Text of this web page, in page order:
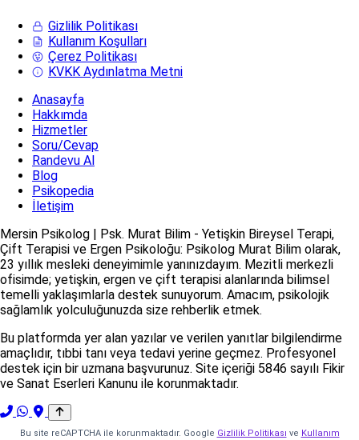
Gizlilik Politikası
Kullanım Koşulları
Çerez Politikası
KVKK Aydınlatma Metni
Anasayfa
Hakkımda
Hizmetler
Soru/Cevap
Randevu Al
Blog
Psikopedia
İletişim
Mersin Psikolog | Psk. Murat Bilim - Yetişkin Bireysel Terapi,
Çift Terapisi ve Ergen Psikoloğu: Psikolog Murat Bilim olarak,
23 yıllık mesleki deneyimimle yanınızdayım. Mezitli merkezli
ofisimde; yetişkin, ergen ve çift terapisi alanlarında bilimsel
temelli yaklaşımlarla destek sunuyorum. Amacım, psikolojik
sağlamlık yolculuğunuzda size rehberlik etmek.
Bu platformda yer alan yazılar ve verilen yanıtlar bilgilendirme
amaçlıdır, tıbbi tanı veya tedavi yerine geçmez. Profesyonel
destek için bir uzmana başvurunuz. Site içeriği 5846 sayılı Fikir
ve Sanat Eserleri Kanunu ile korunmaktadır.
Bu site reCAPTCHA ile korunmaktadır. Google Gizlilik Politikası ve Kullanım